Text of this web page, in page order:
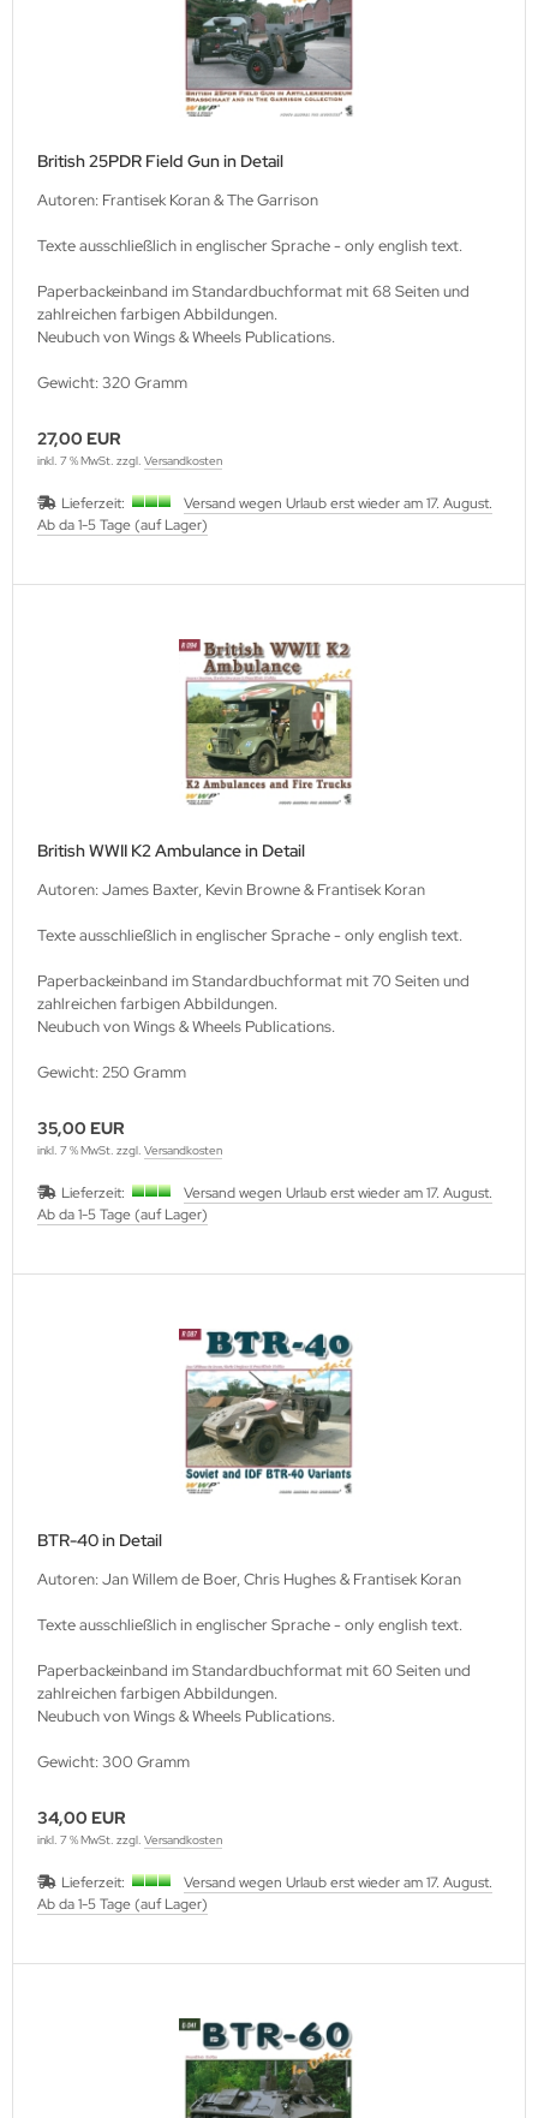
British 25PDR Field Gun in Detail
Autoren: Frantisek Koran & The Garrison
Texte ausschließlich in englischer Sprache - only english text.
Paperbackeinband im Standardbuchformat mit 68 Seiten und
zahlreichen farbigen Abbildungen.
Neubuch von Wings & Wheels Publications.
Gewicht: 320 Gramm
27,00 EUR
inkl. 7 % MwSt. zzgl. Versandkosten
Lieferzeit:
Versand wegen Urlaub erst wieder am 17. August.
Ab da 1-5 Tage (auf Lager)
British WWII K2 Ambulance in Detail
Autoren: James Baxter, Kevin Browne & Frantisek Koran
Texte ausschließlich in englischer Sprache - only english text.
Paperbackeinband im Standardbuchformat mit 70 Seiten und
zahlreichen farbigen Abbildungen.
Neubuch von Wings & Wheels Publications.
Gewicht: 250 Gramm
35,00 EUR
inkl. 7 % MwSt. zzgl. Versandkosten
Lieferzeit:
Versand wegen Urlaub erst wieder am 17. August.
Ab da 1-5 Tage (auf Lager)
BTR-40 in Detail
Autoren: Jan Willem de Boer, Chris Hughes & Frantisek Koran
Texte ausschließlich in englischer Sprache - only english text.
Paperbackeinband im Standardbuchformat mit 60 Seiten und
zahlreichen farbigen Abbildungen.
Neubuch von Wings & Wheels Publications.
Gewicht: 300 Gramm
34,00 EUR
inkl. 7 % MwSt. zzgl. Versandkosten
Lieferzeit:
Versand wegen Urlaub erst wieder am 17. August.
Ab da 1-5 Tage (auf Lager)